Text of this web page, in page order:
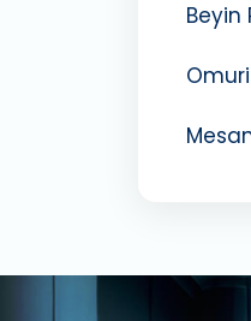
Beyin